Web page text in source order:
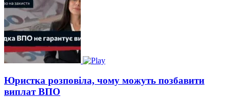
Юристка розповіла, чому можуть позбавити
виплат ВПО